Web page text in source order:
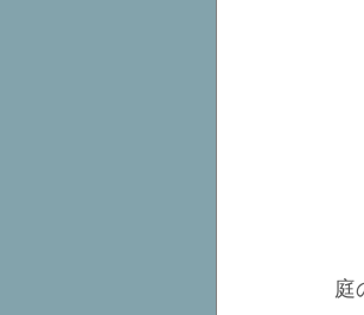
庭